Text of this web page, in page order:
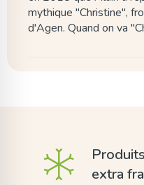
mythique "Christine",
d'Agen. Quand on va
Produits
extra